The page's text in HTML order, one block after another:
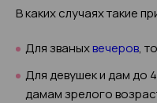
В каких случаях такие
Для званыхвечеров,
Для девушек и дам до
дамам зрелого